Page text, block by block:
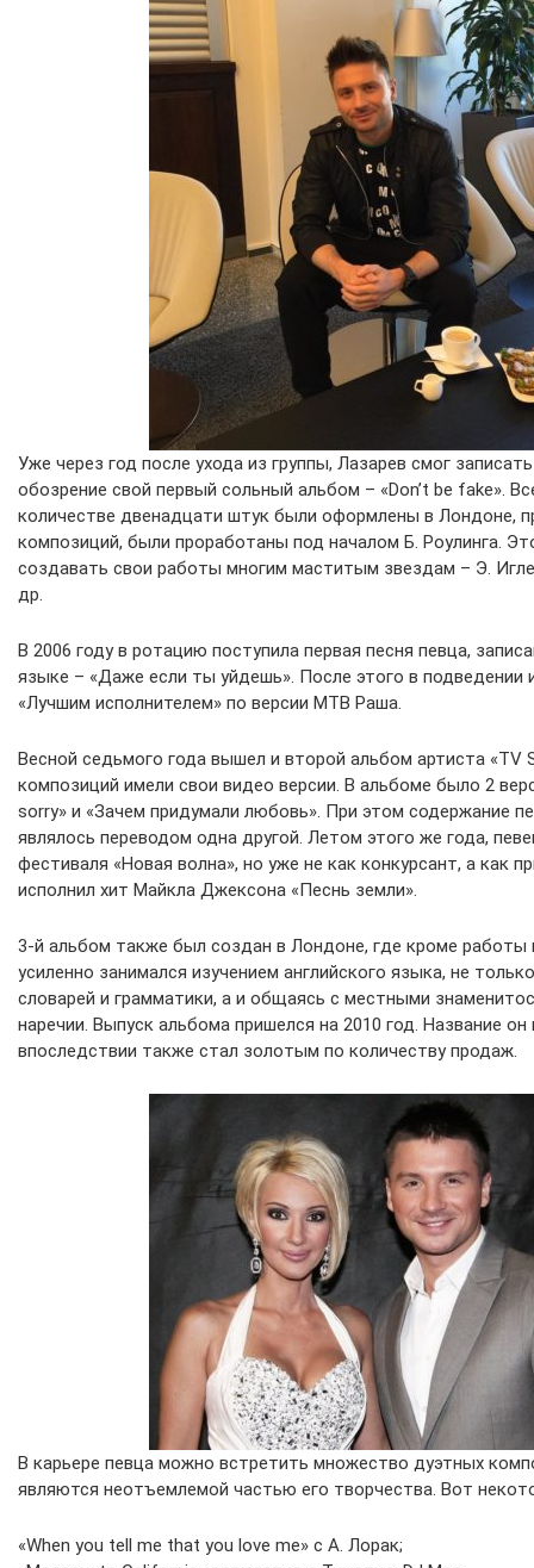
Уже через год после ухода из группы, Лазарев смог
обозрение свой первый сольный альбом – «Don’t be fake».
количестве двенадцати штук были оформлены в Лондоне,
композиций, были проработаны под началом Б. Роулинга.
создавать свои работы многим маститым звездам – Э.
др.
В 2006 году в ротацию поступила первая песня певца,
языке – «Даже если ты уйдешь». После этого в подведении
«Лучшим исполнителем» по версии МТВ Раша.
Весной седьмого года вышел и второй альбом артиста «TV
композиций имели свои видео версии. В альбоме было 2
sorry» и «Зачем придумали любовь». При этом содержание
являлось переводом одна другой. Летом этого же года,
фестиваля «Новая волна», но уже не как конкурсант, а как
исполнил хит Майкла Джексона «Песнь земли».
3-й альбом также был создан в Лондоне, где кроме работы
усиленно занимался изучением английского языка, не
словарей и грамматики, а и общаясь с местными
наречии. Выпуск альбома пришелся на 2010 год. Название он
впоследствии также стал золотым по количеству продаж.
В карьере певца можно встретить множество дуэтных
являются неотъемлемой частью его творчества. Вот
«When you tell me that you love me» с А. Лорак;